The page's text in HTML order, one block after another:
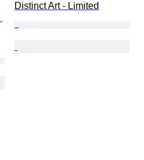
Distinct Art - Limited